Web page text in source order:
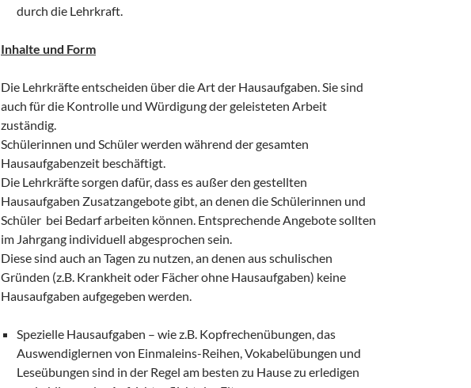
durch die Lehrkraft.
Inhalte und Form
Die Lehrkräfte entscheiden über die Art der Hausaufgaben. Sie sind
auch für die Kontrolle und Würdigung der geleisteten Arbeit
zuständig.
Schülerinnen und Schüler werden während der gesamten
Hausaufgabenzeit beschäftigt.
Die Lehrkräfte sorgen dafür, dass es außer den gestellten
Hausaufgaben Zusatzangebote gibt, an denen die Schülerinnen und
Schüler bei Bedarf arbeiten können. Entsprechende Angebote sollten
im Jahrgang individuell abgesprochen sein.
Diese sind auch an Tagen zu nutzen, an denen aus schulischen
Gründen (z.B. Krankheit oder Fächer ohne Hausaufgaben) keine
Hausaufgaben aufgegeben werden.
Spezielle Hausaufgaben – wie z.B. Kopfrechenübungen, das
Auswendiglernen von Einmaleins-Reihen, Vokabelübungen und
Leseübungen sind in der Regel am besten zu Hause zu erledigen